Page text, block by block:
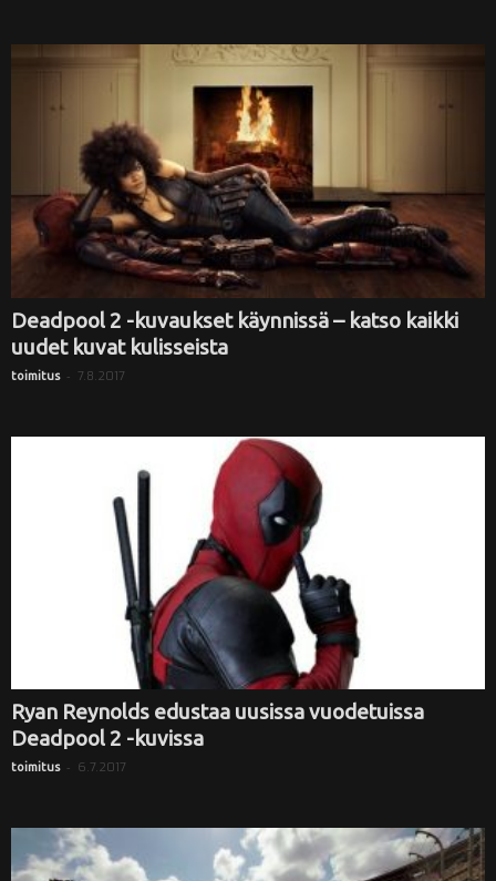
Deadpool 2 -kuvaukset käynnissä – katso kaikki
uudet kuvat kulisseista
toimitus - 7.8.2017
Ryan Reynolds edustaa uusissa vuodetuissa
Deadpool 2 -kuvissa
toimitus - 6.7.2017